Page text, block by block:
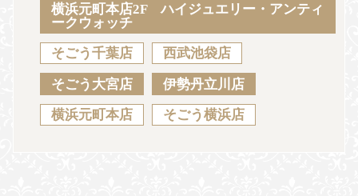
JA EN CH KO
横浜元町本店2F ハイジュエリー・アンティ
ークウォッチ
そごう千葉店 西武池袋店
そごう大宮店 伊勢丹立川店
横浜元町本店 そごう横浜店